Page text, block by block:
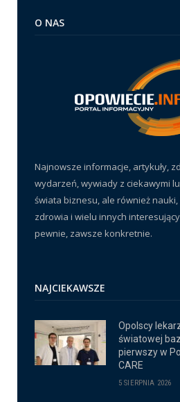
O NAS
Najnowsze informacje, artykuły,
wydarzeń, wywiady z ciekawymi
świata biznesu, ale również
zdrowia i wielu innych
pewnie, zawsze konkretnie.
NAJCIEKAWSZE
Opolscy
światowej
pierwszy w
CARE
5 SIERPNIA 2026